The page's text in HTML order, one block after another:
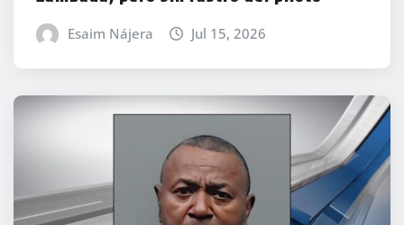
Esaim Nájera Jul 15, 2026